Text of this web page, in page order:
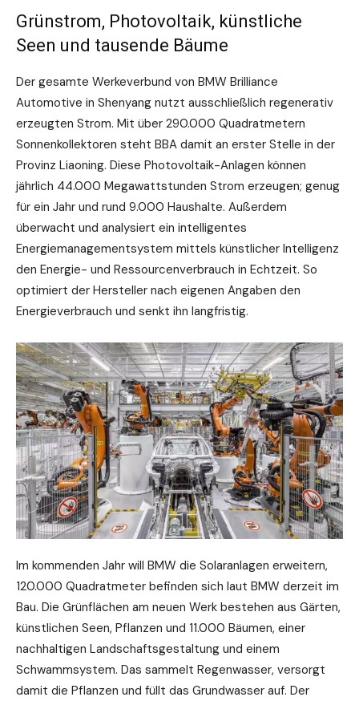
Grünstrom, Photovoltaik, künstliche
Seen und tausende Bäume
Der gesamte Werkeverbund von BMW Brilliance
Automotive in Shenyang nutzt ausschließlich regenerativ
erzeugten Strom. Mit über 290.000 Quadratmetern
Sonnenkollektoren steht BBA damit an erster Stelle in der
Provinz Liaoning. Diese Photovoltaik-Anlagen können
jährlich 44.000 Megawattstunden Strom erzeugen; genug
für ein Jahr und rund 9.000 Haushalte. Außerdem
überwacht und analysiert ein intelligentes
Energiemanagementsystem mittels künstlicher Intelligenz
den Energie- und Ressourcenverbrauch in Echtzeit. So
optimiert der Hersteller nach eigenen Angaben den
Energieverbrauch und senkt ihn langfristig.
Im kommenden Jahr will BMW die Solaranlagen erweitern,
120.000 Quadratmeter befinden sich laut BMW derzeit im
Bau. Die Grünflächen am neuen Werk bestehen aus Gärten,
künstlichen Seen, Pflanzen und 11.000 Bäumen, einer
nachhaltigen Landschaftsgestaltung und einem
Schwammsystem. Das sammelt Regenwasser, versorgt
damit die Pflanzen und füllt das Grundwasser auf. Der